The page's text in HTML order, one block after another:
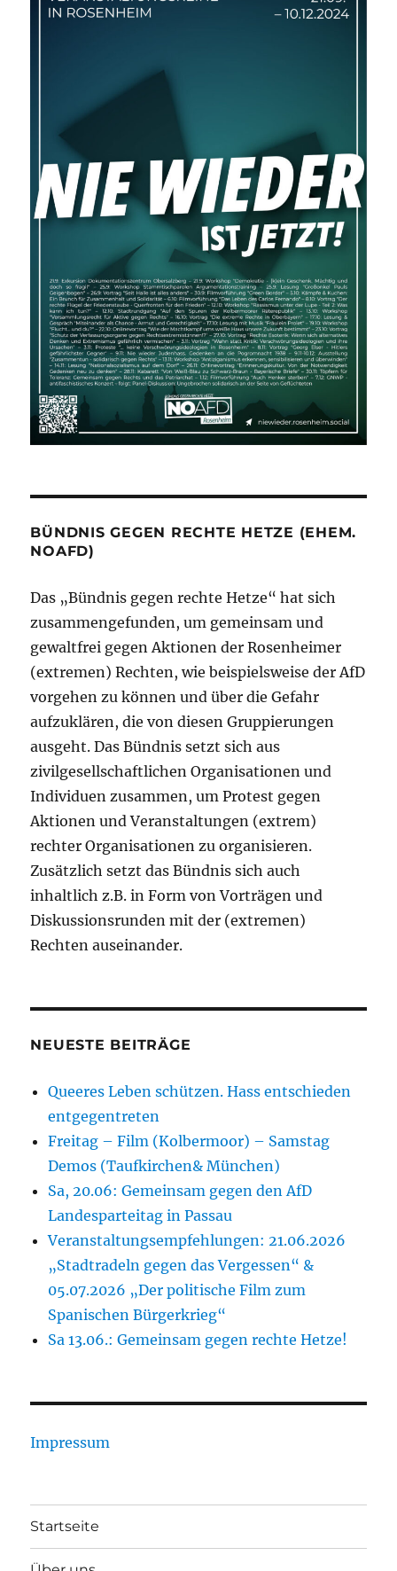
BÜNDNIS GEGEN RECHTE HETZE (EHEM.
NOAFD)
Das „Bündnis gegen rechte Hetze“ hat sich
zusammengefunden, um gemeinsam und
gewaltfrei gegen Aktionen der Rosenheimer
(extremen) Rechten, wie beispielsweise der AfD
vorgehen zu können und über die Gefahr
aufzuklären, die von diesen Gruppierungen
ausgeht. Das Bündnis setzt sich aus
zivilgesellschaftlichen Organisationen und
Individuen zusammen, um Protest gegen
Aktionen und Veranstaltungen (extrem)
rechter Organisationen zu organisieren.
Zusätzlich setzt das Bündnis sich auch
inhaltlich z.B. in Form von Vorträgen und
Diskussionsrunden mit der (extremen)
Rechten auseinander.
NEUESTE BEITRÄGE
Queeres Leben schützen. Hass entschieden
entgegentreten
Freitag – Film (Kolbermoor) – Samstag
Demos (Taufkirchen& München)
Sa, 20.06: Gemeinsam gegen den AfD
Landesparteitag in Passau
Veranstaltungsempfehlungen: 21.06.2026
„Stadtradeln gegen das Vergessen“ &
05.07.2026 „Der politische Film zum
Spanischen Bürgerkrieg“
Sa 13.06.: Gemeinsam gegen rechte Hetze!
Impressum
Startseite